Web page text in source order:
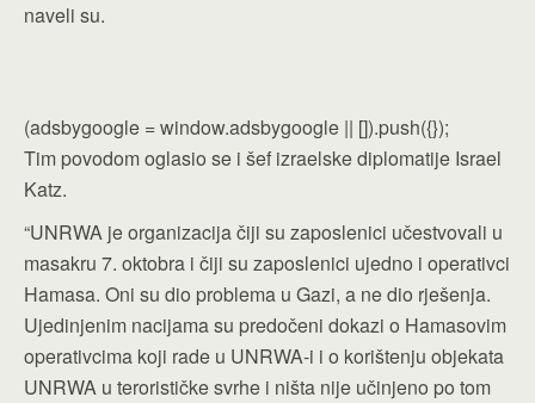
naveli su.
(adsbygoogle = window.adsbygoogle || []).push({});
Tim povodom oglasio se i šef izraelske diplomatije Israel
Katz.
“UNRWA je organizacija čiji su zaposlenici učestvovali u
masakru 7. oktobra i čiji su zaposlenici ujedno i operativci
Hamasa. Oni su dio problema u Gazi, a ne dio rješenja.
Ujedinjenim nacijama su predočeni dokazi o Hamasovim
operativcima koji rade u UNRWA-i i o korištenju objekata
UNRWA u terorističke svrhe i ništa nije učinjeno po tom